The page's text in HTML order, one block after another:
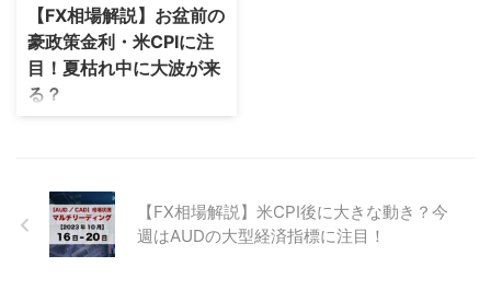
今日は先週の相場の動きを振り返
りながら、年末年始の注目ポイン
トについて詳しい情報を解説して
いきましょう。 先週の経済の振
り返り 先週の経済を振り返って
みましょう。 先週は日銀会見の
【FX相場解説】お盆前の
豪政策金利・米CPIに注
目！夏枯れ中に大波が来
る？
どうもロボラボ石川です。 先週
が、少し豪ドル高、米ドル安、円
安といった動きがみられました。
今週はお盆前の豪政策金利、米
CPIでどのような動きを見せるの
【FX相場解説】米CPI後に大きな動き？今
週はAUDの大型経済指標に注目！